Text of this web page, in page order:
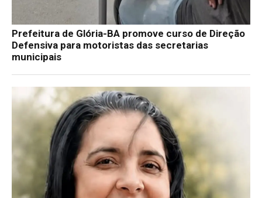
Prefeitura de Glória-BA promove curso de Direção
Defensiva para motoristas das secretarias
municipais